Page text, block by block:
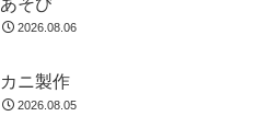
2026.08.06
カニ製作
2026.08.05